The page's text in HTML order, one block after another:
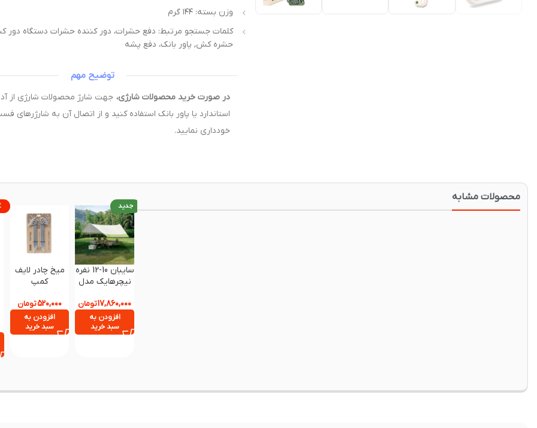
وزن بسته: ۱۴۴ گرم
کلمات جستجو مرتبط: دفع حشرات، دور کننده حشرات دستگاه دور
حشره کش, پاور بانک، دفع پشه
توضیح مهم
در صورت خرید محصولات شارژی،
استاندارد یا پاور بانک استفاده کنید و از اتصال آن به شارژرهای
خودداری نمایید.
محصولات مشابه
جدید
سایبان 10-12 نفره
نیچرهایک مدل
اورجینال
۱۷,۸۶۰,۰۰۰تومان
افزودن به
سبد خرید
میخ چادر لایف
کمپ
۵۲۰,۰۰۰تومان
افزودن به
سبد خرید